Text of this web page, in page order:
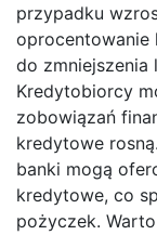
przypadku
oprocentowanie
do zmniejszenia
Kredytobiorcy
zobowiązań
kredytowe
banki mogą
kredytowe, co
pożyczek.